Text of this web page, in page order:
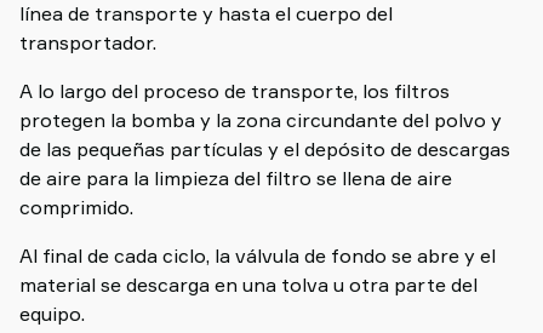
línea de transporte y hasta el cuerpo del
transportador.
A lo largo del proceso de transporte, los filtros
protegen la bomba y la zona circundante del polvo y
de las pequeñas partículas y el depósito de descargas
de aire para la limpieza del filtro se llena de aire
comprimido.
Al final de cada ciclo, la válvula de fondo se abre y el
material se descarga en una tolva u otra parte del
equipo.